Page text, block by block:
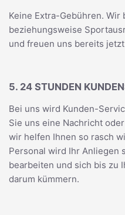
Keine Extra-Gebühren.
beziehungsweise
und freuen uns bereits
5. 24 STUNDEN
Bei uns wird Kunden-
Sie uns eine Nachricht oder
wir helfen Ihnen so rasch
Personal wird Ihr Anliegen
bearbeiten und sich bis zu
darum kümmern.